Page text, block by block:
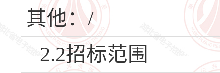
其他：/
2.2招标范围